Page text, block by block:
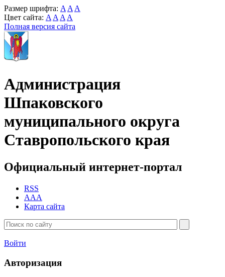
Размер шрифта: A A A
Цвет сайта: A A A A
Полная версия сайта
Администрация
Шпаковского
муниципального округа
Ставропольского края
Официальный интернет-портал
RSS
AAA
Карта сайта
Войти
Авторизация